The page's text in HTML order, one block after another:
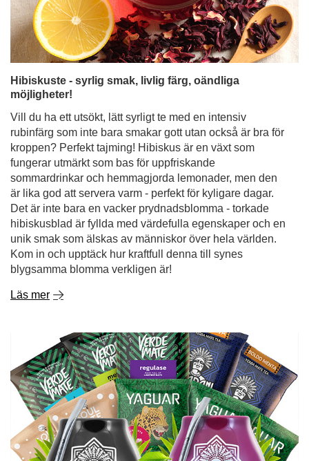
möjligheter!
Vill du ha ett utsökt, lätt syrligt te med en intensiv
rubinfärg som inte bara smakar gott utan också är bra för
kroppen? Perfekt tajming! Hibiskus är en växt som
fungerar utmärkt som bas för uppfriskande
sommardrinkar och hemmagjorda lemonader, men den
Det är inte bara en vacker prydnadsblomma - torkade
hibiskusblad är fyllda med värdefulla egenskaper och en
unik smak som älskas av människor över hela världen.
Kom in och upptäck hur kraftfull denna till synes
blygsamma blomma verkligen är!
Läs mer
Första stegen med yerba mate? Börja med 50 g prov!